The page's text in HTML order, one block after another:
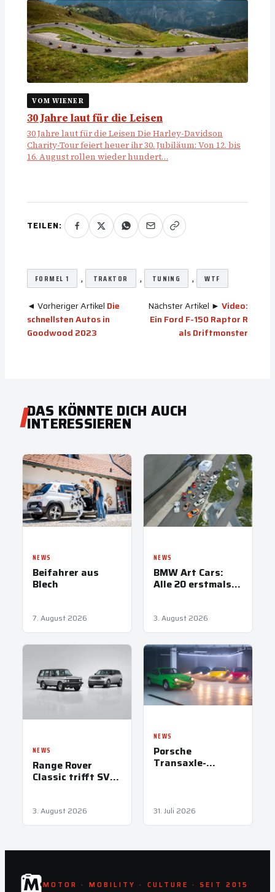
VOM WIENER
30 Jahre laut für die Leisen
30 Jahre laut für die Leisen Die Harley-Davidson
Charity-Tour feiert heuer ihr 30. Jubiläum: Von 12. bis
16. August rollen wieder hundert…
TEILEN:
FORMEL 1 , TRAKTOR , TUNING , WTF
◄ Vorheriger Artikel Die
schnellsten Autos in
Goodwood 2023
Nächster Artikel ► Video:
Ein Ford F-150 Raptor R
als Driftmonster
DAS KÖNNTE DICH AUCH
INTERESSIEREN
NEWS
Beifahrer aus
Blech
7. August 2026
NEWS
BMW Art Cars:
Alle 20 erstmals
3. August 2026
NEWS
Range Rover
Classic trifft SV
3. August 2026
NEWS
Porsche
Transaxle-
31. Juli 2026
MOTOR · MOBILITY · CULTURE · SEIT 2015